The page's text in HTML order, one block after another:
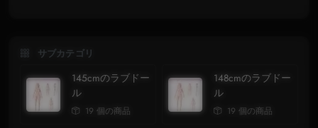
サブカテゴリ
145cmのラブドー
ル
19 個の商品
148cmのラブドー
ル
19 個の商品